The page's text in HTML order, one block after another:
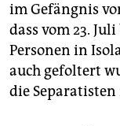
im Gefängnis
dass vom 23.
Personen in
auch gefoltert
die